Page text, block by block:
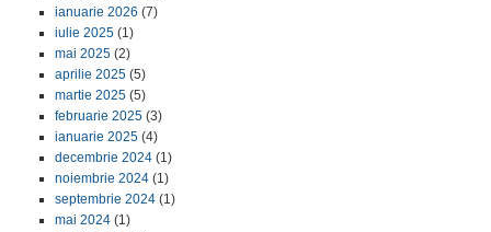
ianuarie 2026 (7)
iulie 2025 (1)
mai 2025 (2)
aprilie 2025 (5)
martie 2025 (5)
februarie 2025 (3)
ianuarie 2025 (4)
decembrie 2024 (1)
noiembrie 2024 (1)
septembrie 2024 (1)
mai 2024 (1)